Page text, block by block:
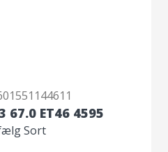
67.0 ET46 4595
Sort